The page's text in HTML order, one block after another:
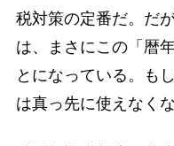
税対策の定番だ。だ
は、まさにこの「暦
とになっている。も
は真っ先に使えなくな